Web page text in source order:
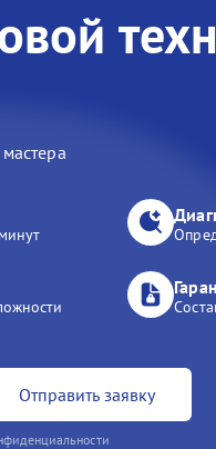
Отправить заявку